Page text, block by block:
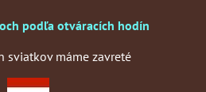
podľa otváracích hodín
sviatkov máme zavreté